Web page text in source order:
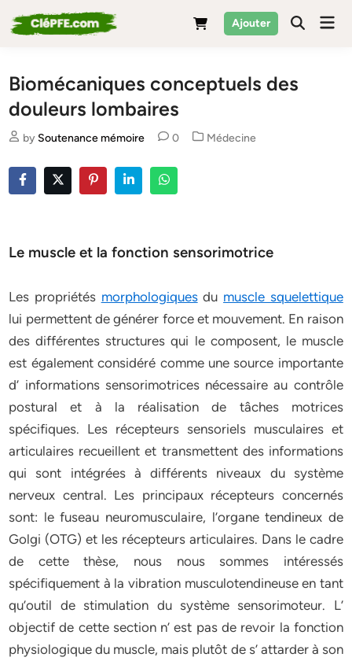
to
Ajouter
Biomécaniques conceptuels des
douleurs lombaires
by Soutenance mémoire 0
Posted
Médecine
Le muscle et la fonction sensorimotrice
Les propriétés morphologiquesdu muscle squelettique
lui permettent de générer force et mouvement. En raison
des différentes structures qui le composent, le muscle
est également considéré comme une source importante
d’ informations sensorimotrices nécessaire au contrôle
postural et à la réalisation de tâches motrices
spécifiques. Les récepteurs sensoriels musculaires et
articulaires recueillent et transmettent des informations
qui sont intégrées à différents niveaux du système
nerveux central. Les principaux récepteurs concernés
sont: le fuseau neuromusculaire, l’organe tendineux de
Golgi (OTG) et les récepteurs articulaires. Dans le cadre
de cette thèse, nous nous sommes intéressés
spécifiquement à la vibration musculotendineuse en tant
qu’outil de stimulation du système sensorimoteur. L’
objectif de cette section n’ est pas de revoir la fonction
physiologique du muscle, mais plutôt de s’ attarder à son